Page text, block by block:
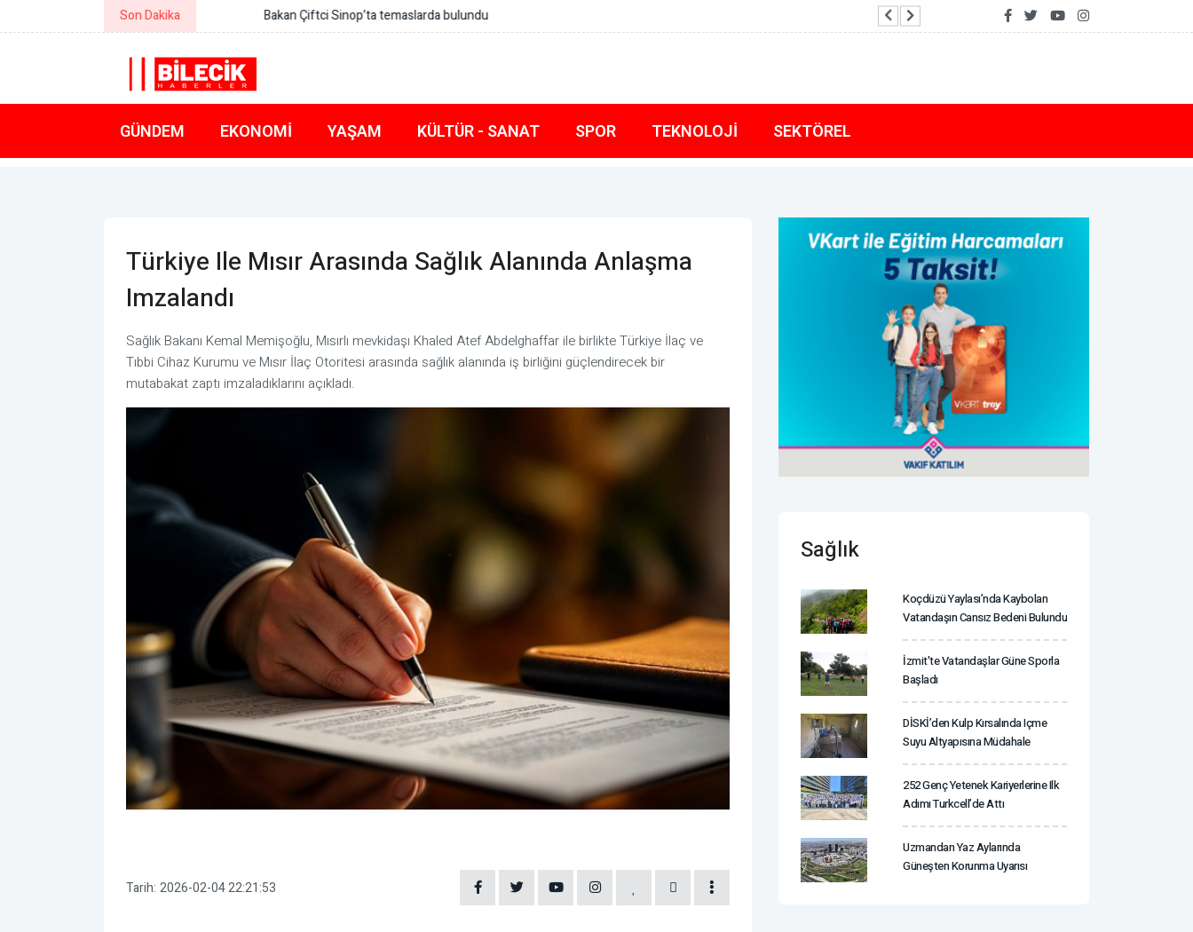
Son Dakika Bakan Çiftci Sinop’ta temaslarda bulundu Göcek’te arızalanan tekne KIYEM-5 ile kurtarıldı
GÜNDEM EKONOMI YAŞAM KÜLTÜR - SANAT SPOR TEKNOLOJI SEKTÖREL
Türkiye Ile Mısır Arasında Sağlık Alanında Anlaşma
Imzalandı
Sağlık Bakanı Kemal Memişoğlu, Mısırlı mevkidaşı Khaled Atef Abdelghaffar ile birlikte Türkiye İlaç ve
Tıbbi Cihaz Kurumu ve Mısır İlaç Otoritesi arasında sağlık alanında iş birliğini güçlendirecek bir
mutabakat zaptı imzaladıklarını açıkladı.
Tarih: 2026-02-04 22:21:53
Sağlık
Koçdüzü Yaylası’nda Kaybolan
Vatandaşın Cansız Bedeni Bulundu
İzmit'te Vatandaşlar Güne Sporla
Başladı
DİSKİ’den Kulp Kırsalında Içme
Suyu Altyapısına Müdahale
252 Genç Yetenek Kariyerlerine Ilk
Adımı Turkcell’de Attı
Uzmandan Yaz Aylarında
Güneşten Korunma Uyarısı